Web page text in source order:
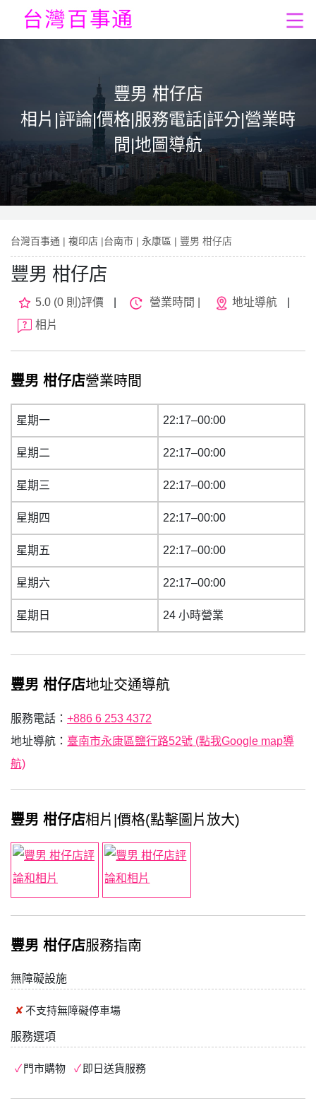
豐男 柑仔店
相片|評論|價格|服務電話|評分|營業時
間|地圖導航
台灣百事通 | 複印店 |台南市 | 永康區 | 豐男 柑仔店
豐男 柑仔店
5.0 (0 則)評價 營業時間 | 地址導航
相片
豐男 柑仔店營業時間
星期一 22:17–00:00
星期二 22:17–00:00
星期三 22:17–00:00
星期四 22:17–00:00
星期五 22:17–00:00
星期六 22:17–00:00
星期日 24 小時營業
豐男 柑仔店地址交通導航
服務電話： +886 6 253 4372
地址導航： 臺南市永康區鹽行路52號 (點我Google map導
航)
豐男 柑仔店相片|價格(點擊圖片放大)
豐男 柑仔店服務指南
無障礙設施
不支持無障礙停車場
服務選項
門市購物 即日送貨服務